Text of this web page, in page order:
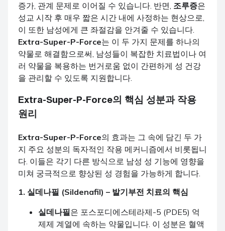
증가, 관계 문제로 이어질 수 있습니다. 반면, 조루증은
성교 시작 후 매우 짧은 시간 내에 사정하는 현상으로,
이 또한 남성에게 큰 좌절감을 안겨줄 수 있습니다.
Extra-Super-P-Force는 이 두 가지 문제를 하나의
약물로 해결함으로써, 남성들이 복잡한 치료법이나 여
러 약물을 복용하는 번거로움 없이 간편하게 성 건강
을 관리할 수 있도록 지원합니다.
Extra-Super-P-Force의 핵심 성분과 작용
원리
Extra-Super-P-Force의 효과는 그 속에 담긴 두 가
지 주요 성분의 독자적인 작용 메커니즘에서 비롯됩니
다. 이들은 각기 다른 방식으로 남성 성 기능에 영향을
미쳐 궁극적으로 향상된 성 경험을 가능하게 합니다.
1. 실데나필 (Sildenafil) – 발기부전 치료의 핵심
실데나필은 포스포디에스테라제-5 (PDE5) 억
제제 계열에 속하는 약물입니다. 이 성분은 혈액